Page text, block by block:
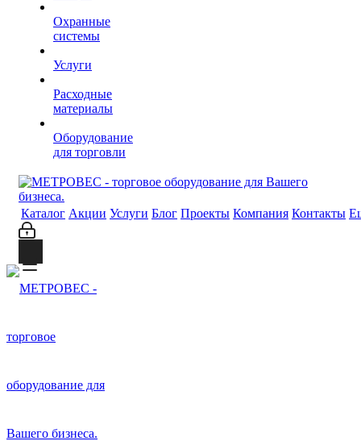
Охранные
системы
Услуги
Расходные
материалы
Оборудование
для торговли
Каталог Акции Услуги Блог Проекты Компания Контакты